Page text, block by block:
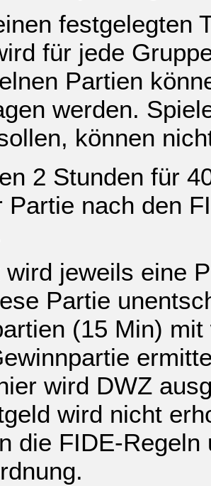
festgelegten
für jede
Partien
werden.
können
2 Stunden für
Partie nach den
wird jeweils eine
Partie
(15 Min)
wird DWZ
wird nicht
die FIDE-